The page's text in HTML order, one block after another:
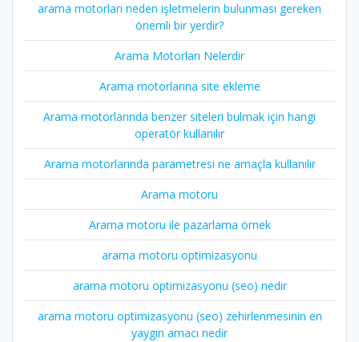
arama motorları neden işletmelerin bulunması gereken
önemli bir yerdir?
Arama Motorları Nelerdir
Arama motorlarına site ekleme
Arama motorlarında benzer siteleri bulmak için hangi
operatör kullanılır
Arama motorlarında parametresi ne amaçla kullanılır
Arama motoru
Arama motoru ile pazarlama örnek
arama motoru optimizasyonu
arama motoru optimizasyonu (seo) nedir
arama motoru optimizasyonu (seo) zehirlenmesinin en
yaygın amacı nedir